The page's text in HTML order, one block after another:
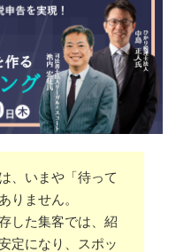
、いまや「待って
りません。
した集客では、紹
定になり、スポッ